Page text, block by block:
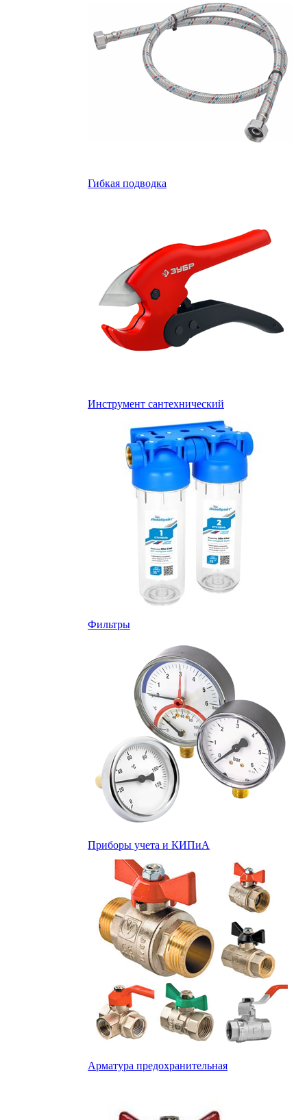
Гибкая подводка
Инструмент сантехнический
Фильтры
Приборы учета и КИПиА
Арматура предохранительная